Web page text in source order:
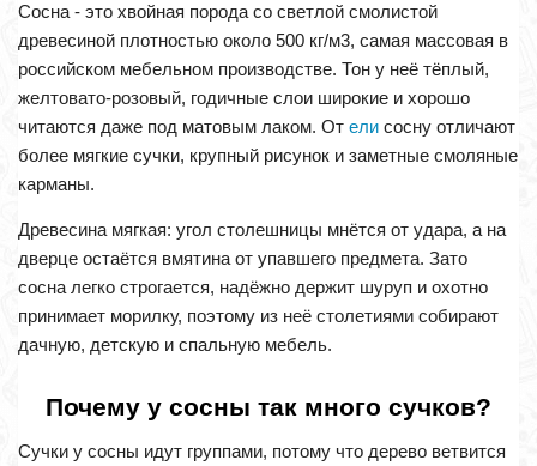
Сосна - это хвойная порода со светлой смолистой
древесиной плотностью около 500 кг/м3, самая массовая в
российском мебельном производстве. Тон у неё тёплый,
желтовато-розовый, годичные слои широкие и хорошо
читаются даже под матовым лаком. От ели сосну отличают
более мягкие сучки, крупный рисунок и заметные смоляные
карманы.
Древесина мягкая: угол столешницы мнётся от удара, а на
дверце остаётся вмятина от упавшего предмета. Зато
сосна легко строгается, надёжно держит шуруп и охотно
принимает морилку, поэтому из неё столетиями собирают
дачную, детскую и спальную мебель.
Почему у сосны так много сучков?
Сучки у сосны идут группами, потому что дерево ветвится